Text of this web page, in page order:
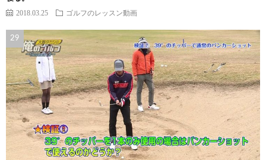
2018.03.25 ゴルフのレッスン動画